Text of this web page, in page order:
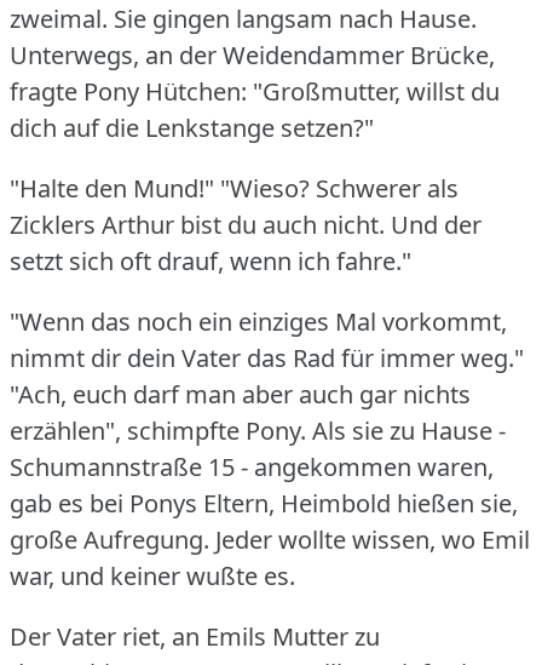
zweimal. Sie gingen langsam nach Hause.
Unterwegs, an der Weidendammer Brücke,
fragte Pony Hütchen: "Großmutter, willst du
dich auf die Lenkstange setzen?"
"Halte den Mund!" "Wieso? Schwerer als
Zicklers Arthur bist du auch nicht. Und der
setzt sich oft drauf, wenn ich fahre."
"Wenn das noch ein einziges Mal vorkommt,
nimmt dir dein Vater das Rad für immer weg."
"Ach, euch darf man aber auch gar nichts
erzählen", schimpfte Pony. Als sie zu Hause -
Schumannstraße 15 - angekommen waren,
gab es bei Ponys Eltern, Heimbold hießen sie,
große Aufregung. Jeder wollte wissen, wo Emil
war, und keiner wußte es.
Der Vater riet, an Emils Mutter zu